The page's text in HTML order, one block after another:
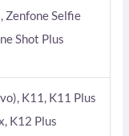
Zenfone Selfie
Shot Plus
K11, K11 Plus
K12 Plus